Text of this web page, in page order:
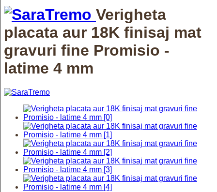
Verigheta
placata aur 18K finisaj mat
gravuri fine Promisio -
latime 4 mm